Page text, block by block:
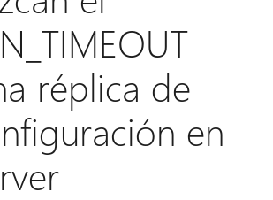
réplica de
en